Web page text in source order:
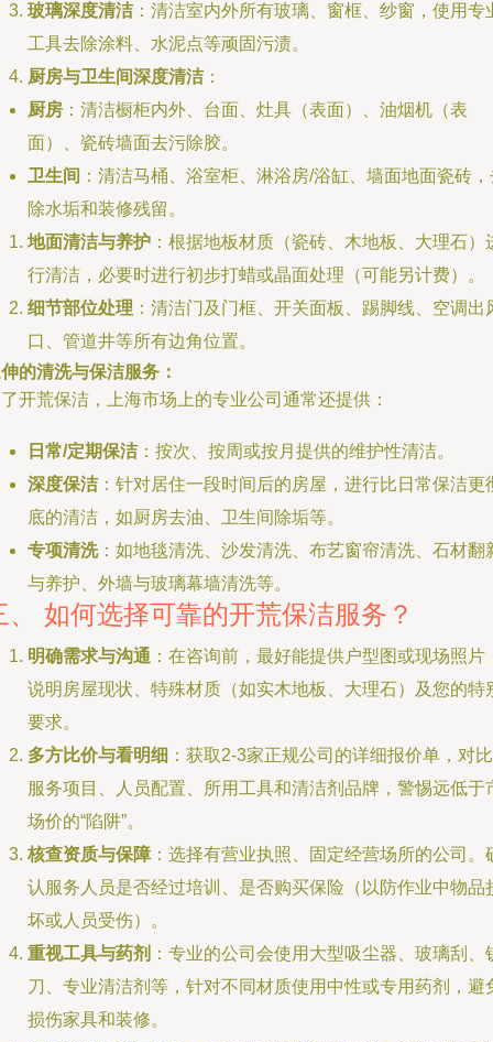
玻璃深度清洁：清洁室内外所有玻璃、窗框、纱窗，使用专
工具去除涂料、水泥点等顽固污渍。
厨房与卫生间深度清洁：
厨房 ：清洁橱柜内外、台面、灶具（表面）、油烟机（表
面）、瓷砖墙面去污除胶。
卫生间 ：清洁马桶、浴室柜、淋浴房/浴缸、墙面地面瓷砖
除水垢和装修残留。
地面清洁与养护 ：根据地板材质（瓷砖、木地板、大理石）
行清洁，必要时进行初步打蜡或晶面处理（可能另计费）。
细节部位处理 ：清洁门及门框、开关面板、踢脚线、空调出
口、管道井等所有边角位置。
的清洗与保洁服务：
开荒保洁，上海市场上的专业公司通常还提供：
日常/定期保洁：按次、按周或按月提供的维护性清洁。
深度保洁：针对居住一段时间后的房屋，进行比日常保洁更
底的清洁，如厨房去油、卫生间除垢等。
专项清洗：如地毯清洗、沙发清洗、布艺窗帘清洗、石材翻
与养护、外墙与玻璃幕墙清洗等。
、 如何选择可靠的开荒保洁服务？
明确需求与沟通 ：在咨询前，最好能提供户型图或现场照片
说明房屋现状、特殊材质（如实木地板、大理石）及您的特
要求。
多方比价与看明细 ：获取2-3家正规公司的详细报价单，对比
服务项目、人员配置、所用工具和清洁剂品牌，警惕远低于
场价的“陷阱”。
核查资质与保障 ：选择有营业执照、固定经营场所的公司。
认服务人员是否经过培训、是否购买保险（以防作业中物品
坏或人员受伤）。
重视工具与药剂 ：专业的公司会使用大型吸尘器、玻璃刮、
刀、专业清洁剂等，针对不同材质使用中性或专用药剂，避
损伤家具和装修。